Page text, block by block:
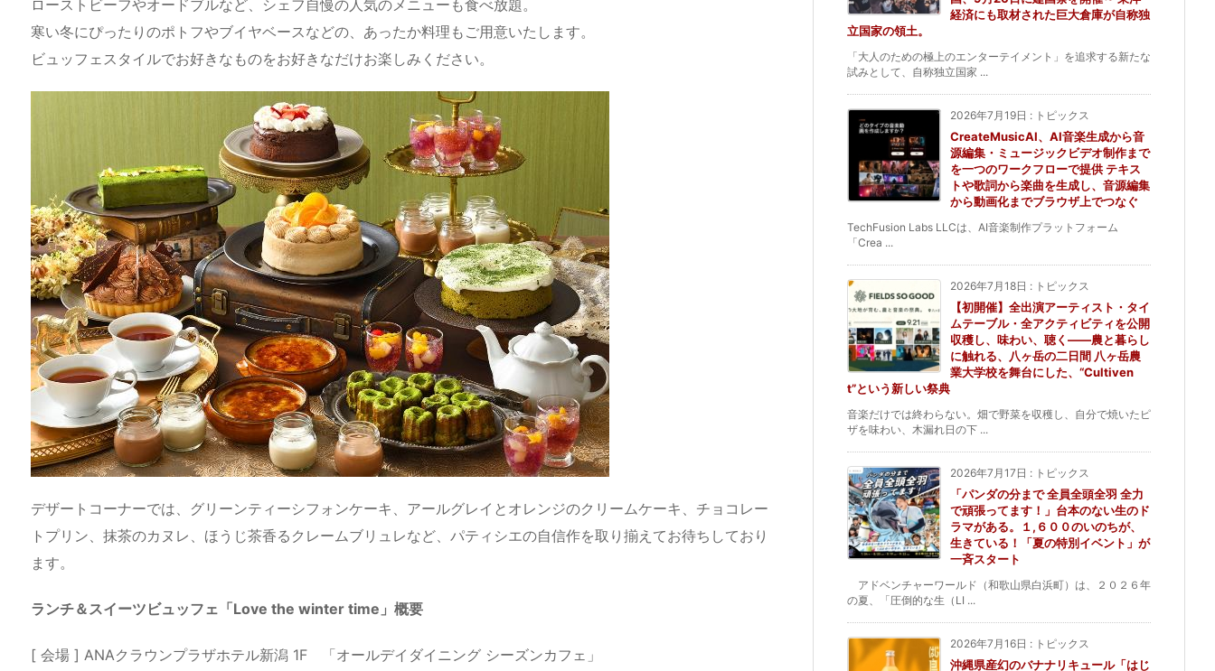
a
d
s
o
d
o
n
s
k
y
bl
r
o
ar
d
dr
o
p.
io
ローストビーフやオードブルなど、シェフ自慢の人気のメニューも食べ放題。
寒い冬にぴったりのポトフやブイヤベースなどの、あったか料理もご用意いたします。
ビュッフェスタイルでお好きなものをお好きなだけお楽しみください。
デザートコーナーでは、グリーンティーシフォンケーキ、アールグレイとオレンジのクリームケーキ、チョコレー
トプリン、抹茶のカヌレ、ほうじ茶香るクレームブリュレなど、パティシエの自信作を取り揃えてお待ちしており
ます。
ランチ＆スイーツビュッフェ「Love the winter time」概要
[ 会場 ] ANAクラウンプラザホテル新潟 1F 「オールデイダイニング シーズンカフェ」
経済にも取材された巨大倉庫が自称独
立国家の領土。
「大人のための極上のエンターテイメント」を追求する新たな
試みとして、自称独立国家 ...
2026年7月19日 : トピックス
CreateMusicAI、AI音楽生成から音
源編集・ミュージックビデオ制作まで
を一つのワークフローで提供 テキス
トや歌詞から楽曲を生成し、音源編集
から動画化までブラウザ上でつなぐ
TechFusion Labs LLCは、AI音楽制作プラットフォーム
「Crea ...
2026年7月18日 : トピックス
【初開催】全出演アーティスト・タイ
ムテーブル・全アクティビティを公開
収穫し、味わい、聴く——農と暮らし
に触れる、八ヶ岳の二日間 八ヶ岳農
業大学校を舞台にした、“Cultiven
t”という新しい祭典
音楽だけでは終わらない。畑で野菜を収穫し、自分で焼いたピ
ザを味わい、木漏れ日の下 ...
2026年7月17日 : トピックス
「パンダの分まで 全員全頭全羽 全力
で頑張ってます！」台本のない生のド
ラマがある。１,６００のいのちが、
生きている！「夏の特別イベント」が
一斉スタート
アドベンチャーワールド（和歌山県白浜町）は、２０２６年
の夏、「圧倒的な生（LI ...
2026年7月16日 : トピックス
沖縄県産幻のバナナリキュール「はじ